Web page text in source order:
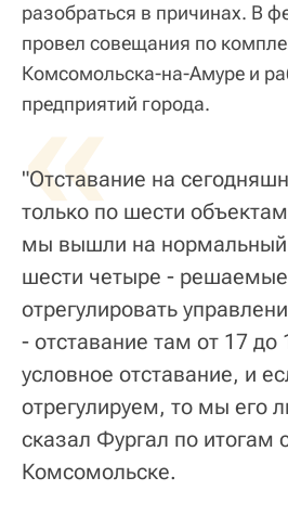
разобраться в причинах. В
провел совещания по
Комсомольска-на-Амуре и
предприятий города.
«
"Отставание на
только по шести
мы вышли на нормальный
шести четыре -
отрегулировать
- отставание там от 17 до
условное отставание, и
отрегулируем, то мы его
сказал Фургал по итогам
Комсомольске.